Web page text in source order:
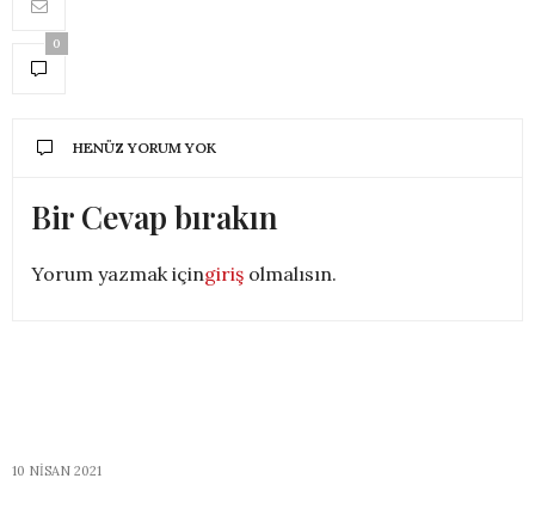
0
HENÜZ YORUM YOK
Bir Cevap bırakın
Yorum yazmak içingiriş olmalısın.
10 NISAN 2021